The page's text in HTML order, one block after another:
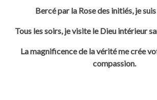
Bercé par la Rose des initiés, je
Tous les soirs, je visite le Dieu intérieur
La magnificence de la vérité me crée
compassion.